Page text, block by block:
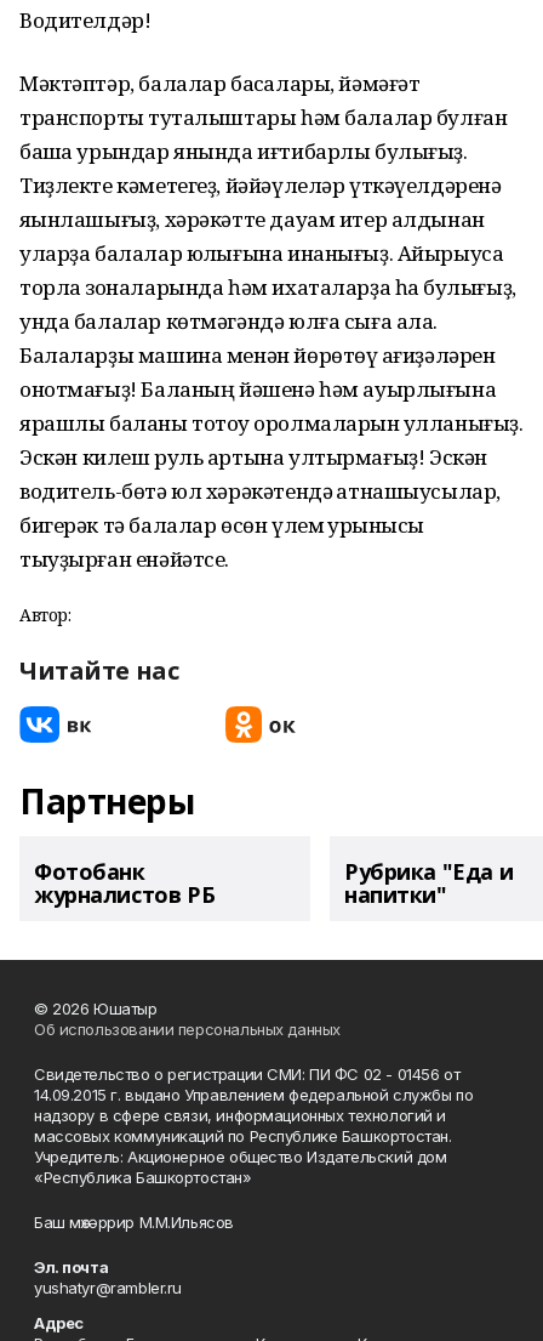
Водителдәр!
Мәктәптәр, балалар баҡсалары, йәмәғәт
транспорты туҡталыштары һәм балалар булған
башҡа урындар янында иғтибарлы булығыҙ.
Тиҙлекте кәметегеҙ, йәйәүлеләр үткәүелдәренә
яҡынлашығыҙ, хәрәкәтте дауам итер алдынан
уларҙа балалар юҡлығына инанығыҙ.Айырыуса
торлаҡ зоналарында һәм ихаталарҙа һаҡ булығыҙ,
унда балалар көтмәгәндә юлға сыға ала.
Балаларҙымашинаменән йөрөтөү ҡағиҙәләрен
онотмағыҙ!Баланың йәшенә һәм ауырлығына
ярашлы баланы тотоу ҡоролмаларын ҡулланығыҙ.
Эскәнкилеш руль артынаултырмағыҙ! Эскән
водитель-бөтә юл хәрәкәтендә ҡатнашыусылар,
бигерәк тә балалар өсөн үлем ҡурҡынысы
тыуҙырған енәйәтсе.
Автор:
Читайте нас
Партнеры
Фотобанк
журналистов РБ
Рубрика "Еда и
напитки"
© 2026 Юшатыр
Об использовании персональных данных
Свидетельство о регистрации СМИ: ПИ ФС 02 - 01456 от
14.09.2015 г. выдано Управлением федеральной службы по
надзору в сфере связи, информационных технологий и
массовых коммуникаций по Республике Башкортостан.
Учредитель: Акционерное общество Издательский дом
«Республика Башкортостан»
Баш мөхәррир М.М.Ильясов
Эл. почта
yushatyr@rambler.ru
Адрес